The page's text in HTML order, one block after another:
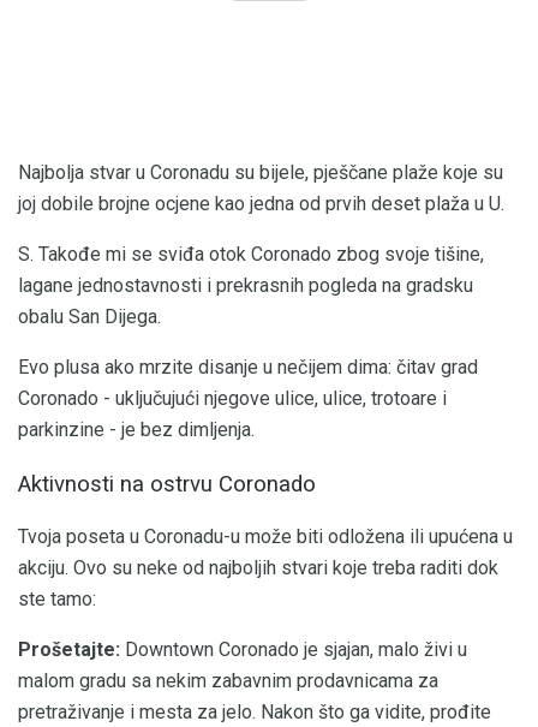
Najbolja stvar u Coronadu su bijele, pješčane plaže koje su
joj dobile brojne ocjene kao jedna od prvih deset plaža u U.
S. Takođe mi se sviđa otok Coronado zbog svoje tišine,
lagane jednostavnosti i prekrasnih pogleda na gradsku
obalu San Dijega.
Evo plusa ako mrzite disanje u nečijem dima: čitav grad
Coronado - uključujući njegove ulice, ulice, trotoare i
parkinzine - je bez dimljenja.
Aktivnosti na ostrvu Coronado
Tvoja poseta u Coronadu-u može biti odložena ili upućena u
akciju. Ovo su neke od najboljih stvari koje treba raditi dok
ste tamo:
Prošetajte: Downtown Coronado je sjajan, malo živi u
malom gradu sa nekim zabavnim prodavnicama za
pretraživanje i mesta za jelo. Nakon što ga vidite, prođite